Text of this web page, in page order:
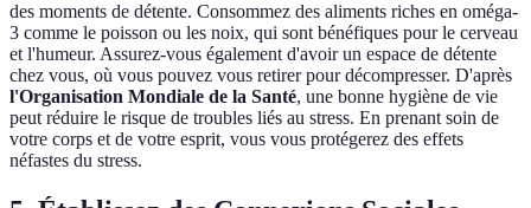
des moments de détente. Consommez des aliments riches en oméga-
3 comme le poisson ou les noix, qui sont bénéfiques pour le cerveau
et l'humeur. Assurez-vous également d'avoir un espace de détente
chez vous, où vous pouvez vous retirer pour décompresser. D'après
l'Organisation Mondiale de la Santé, une bonne hygiène de vie
peut réduire le risque de troubles liés au stress. En prenant soin de
votre corps et de votre esprit, vous vous protégerez des effets
néfastes du stress.